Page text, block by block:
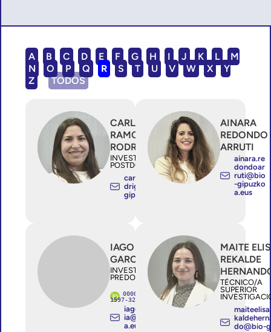
A B C D E F G H I J K L
M
N
O P Q R S T U V W X
Y
Z
TODOS
CARLA
RAMOS
RODRIGUEZ
INVESTIGADOR/A
POSTDOCTORAL
carla.ramosro
driguez@bio-
gipuzkoa.eus
AINARA
REDONDO
ARRUTI
ainara.re
dondoar
ruti@bio
-gipuzko
a.eus
IAGO REGO
GARCIA
INVESTIGADOR/A
PREDOCTORAL
0000-0002-
1597-329X
iago.regogarc
ia@osakidetz
a.eus
MAITE
REKALDE
TÉCNICO/A
SUPERIOR
do@bio-